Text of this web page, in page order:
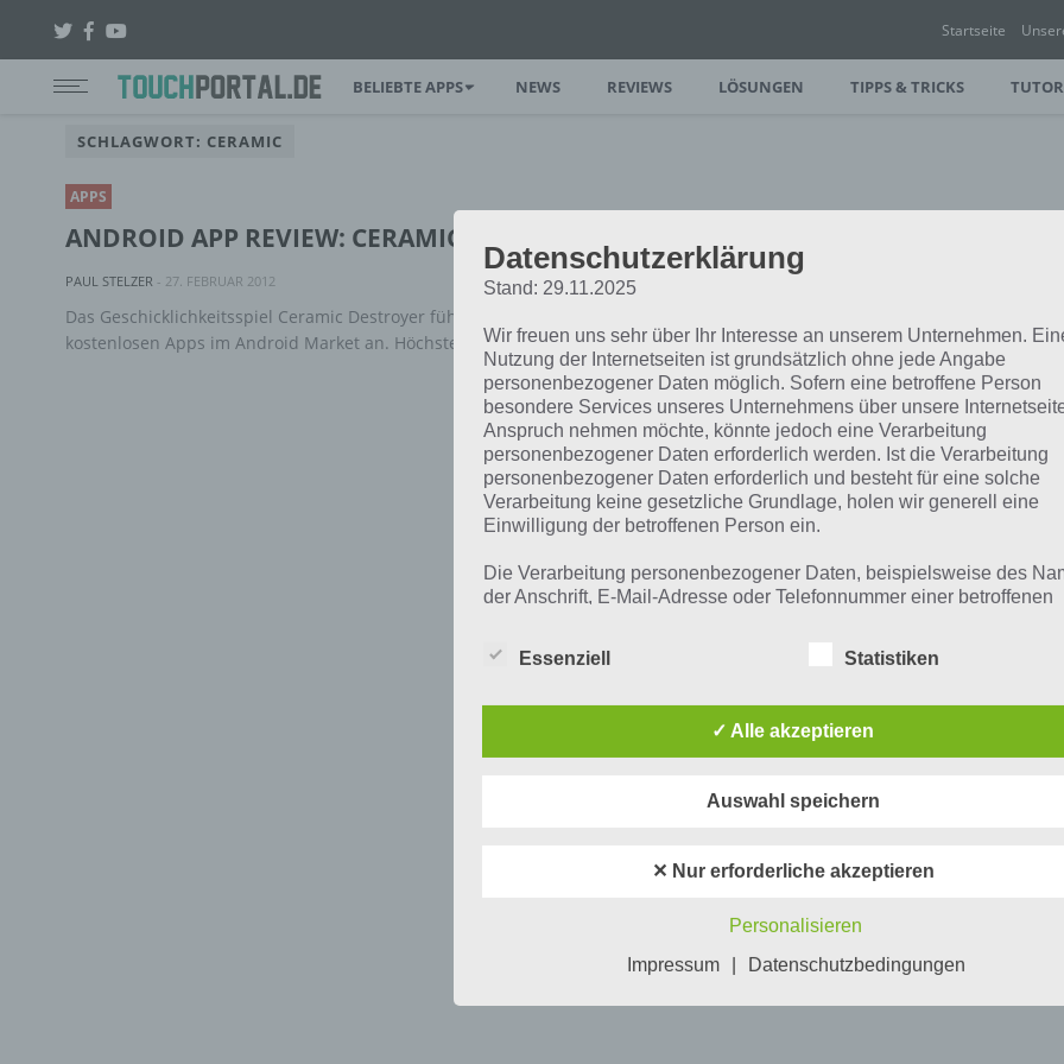
Startseite
BELIEBTE APPS NEWS REVIEWS LÖSUNGEN TIPPS & TRICKS
SCHLAGWORT: CERAMIC
APPS
ANDROID APP REVIEW: CERAMIC DESTROYER
PAUL STELZER - 27. FEBRUAR 2012
Das Geschicklichkeitsspiel Ceramic Destroyer führt momentan souverän die Liste der beliebtesten
kostenlosen Apps im Android Market an. Höchste Zeit für uns, mal einen genaueren Blick auf die…
Datenschutzerklärung
Stand: 29.11.2025
Wir freuen uns sehr über Ihr Interesse an unserem Unternehmen.
Nutzung der Internetseiten ist grundsätzlich ohne jede Angabe
personenbezogener Daten möglich. Sofern eine betroffene Person
besondere Services unseres Unternehmens über unsere
Anspruch nehmen möchte, könnte jedoch eine Verarbeitung
personenbezogener Daten erforderlich werden. Ist die Verarbeitung
personenbezogener Daten erforderlich und besteht für eine solche
Verarbeitung keine gesetzliche Grundlage, holen wir generell eine
Einwilligung der betroffenen Person ein.
Die Verarbeitung personenbezogener Daten, beispielsweise des
der Anschrift, E-Mail-Adresse oder Telefonnummer einer betroffenen
Datenschutzbestimmungen. Mittels dieser Datenschutzerklärung
informieren. Ferner werden betroffene Personen mittels dieser
Datenschutzerklärung über die ihnen zustehenden Rechte
Wir haben als für die Verarbeitung Verantwortlicher zahlreiche
personenbezogenen Daten sicherzustellen. Dennoch können
aufweisen, sodass ein absoluter Schutz nicht gewährleistet werden
Aus diesem Grund steht es jeder betroffenen Person frei,
personenbezogene Daten auch auf alternativen Wegen,
Essenziell Statistiken
✓ Alle akzeptieren
Auswahl speichern
✕ Nur erforderliche akzeptieren
Personalisieren
Impressum
Datenschutzbedingungen